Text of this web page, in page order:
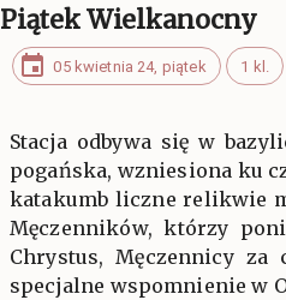
Piątek Wielkanocny
05 kwietnia 24, piątek 1 kl.
Stacja odbywa się w
pogańska, wzniesiona ku
katakumb liczne relikwie
Męczenników, którzy
Chrystus, Męczennicy
specjalne wspomnienie w